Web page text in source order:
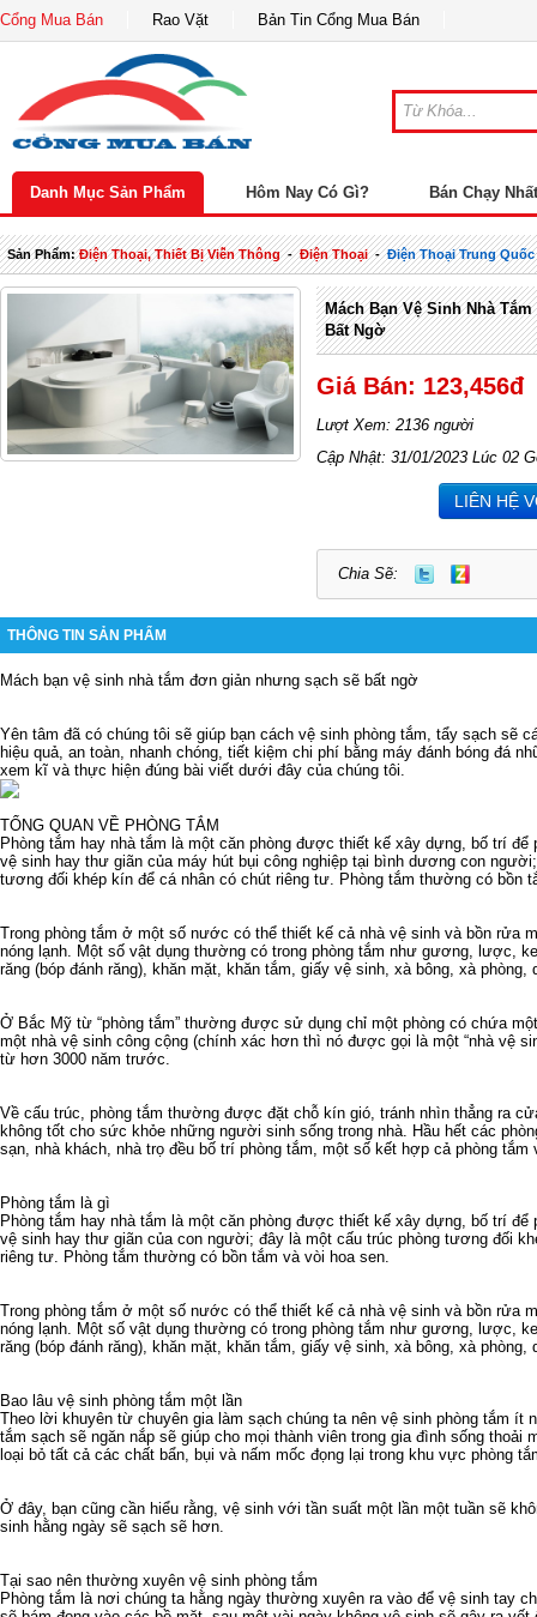
Cổng Mua Bán Rao Vặt Bản Tin Cổng Mua Bán
Danh Mục Sản Phẩm Hôm Nay Có Gì? Bán Chạy Nhất
Sản Phẩm:Điện Thoại, Thiết Bị Viễn Thông-Điện Thoại-Điện Thoại Trung Quốc
Mách Bạn Vệ Sinh Nhà
Bất Ngờ
Giá Bán: 123,456đ
Lượt Xem: 2136 người
Cập Nhật: 31/01/2023 Lúc 02
LIÊN HỆ
Chia Sẽ:
THÔNG TIN SẢN PHẨM
Mách bạn vệ sinh nhà tắm đơn giản nhưng sạch sẽ bất ngờ
Yên tâm đã có chúng tôi sẽ giúp bạn cách vệ sinh phòng tắm, tẩy sạch sẽ
hiệu quả, an toàn, nhanh chóng, tiết kiệm chi phí bằng máy đánh bóng đá
xem kĩ và thực hiện đúng bài viết dưới đây của chúng tôi.
TỔNG QUAN VỀ PHÒNG TẮM
Phòng tắm hay nhà tắm là một căn phòng được thiết kế xây dựng, bố trí để
vệ sinh hay thư giãn của máy hút bụi công nghiệp tại bình dương con
tương đối khép kín để cá nhân có chút riêng tư. Phòng tắm thường có bồn
Trong phòng tắm ở một số nước có thể thiết kế cả nhà vệ sinh và bồn rửa
nóng lạnh. Một số vật dụng thường có trong phòng tắm như gương, lược,
răng (bóp đánh răng), khăn mặt, khăn tắm, giấy vệ sinh, xà bông, xà
Ở Bắc Mỹ từ “phòng tắm” thường được sử dụng chỉ một phòng có chứa
một nhà vệ sinh công cộng (chính xác hơn thì nó được gọi là một “nhà vệ
từ hơn 3000 năm trước.
Về cấu trúc, phòng tắm thường được đặt chỗ kín gió, tránh nhìn thẳng ra
không tốt cho sức khỏe những người sinh sống trong nhà. Hầu hết các
sạn, nhà khách, nhà trọ đều bố trí phòng tắm, một số kết hợp cả phòng tắm
Phòng tắm là gì
Phòng tắm hay nhà tắm là một căn phòng được thiết kế xây dựng, bố trí để
vệ sinh hay thư giãn của con người; đây là một cấu trúc phòng tương đối
riêng tư. Phòng tắm thường có bồn tắm và vòi hoa sen.
Trong phòng tắm ở một số nước có thể thiết kế cả nhà vệ sinh và bồn rửa
nóng lạnh. Một số vật dụng thường có trong phòng tắm như gương, lược,
răng (bóp đánh răng), khăn mặt, khăn tắm, giấy vệ sinh, xà bông, xà phòng,
Bao lâu vệ sinh phòng tắm một lần
Theo lời khuyên từ chuyên gia làm sạch chúng ta nên vệ sinh phòng tắm ít
tắm sạch sẽ ngăn nắp sẽ giúp cho mọi thành viên trong gia đình sống
loại bỏ tất cả các chất bẩn, bụi và nấm mốc đọng lại trong khu vực phòng
Ở đây, bạn cũng cần hiểu rằng, vệ sinh với tần suất một lần một tuần sẽ
sinh hằng ngày sẽ sạch sẽ hơn.
Tại sao nên thường xuyên vệ sinh phòng tắm
Phòng tắm là nơi chúng ta hằng ngày thường xuyên ra vào để vệ sinh tay